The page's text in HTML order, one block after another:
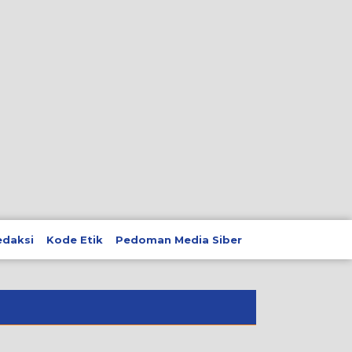
Kode Etik Pedoman Media Siber